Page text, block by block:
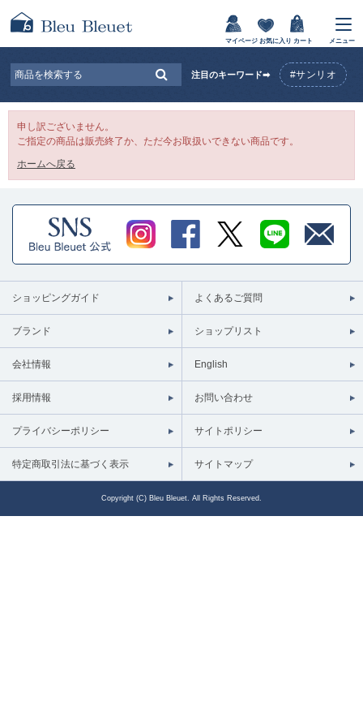
マイページ お気に入り カート メニュー
注目のキーワード➡ #サンリオ
申し訳ございません。
ご指定の商品は販売終了か、ただ今お取扱いできない商品です。
ホームへ戻る
ショッピングガイド よくあるご質問
ブランド ショップリスト
会社情報 English
採用情報 お問い合わせ
プライバシーポリシー サイトポリシー
特定商取引法に基づく表示 サイトマップ
Copyright (C) Bleu Bleuet. All Rights Reserved.